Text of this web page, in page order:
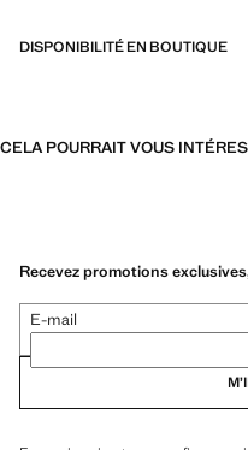
DISPONIBILITÉ EN BOUTIQUE
CELA POURRAIT VOUS
Recevez promotions
E-mail